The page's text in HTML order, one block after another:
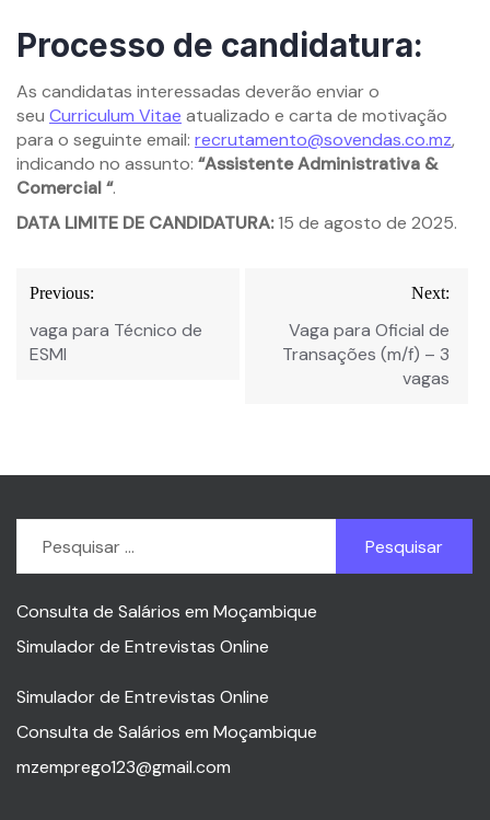
Processo de candidatura:
As candidatas interessadas deverão enviar o
seu Curriculum Vitae atualizado e carta de motivação
para o seguinte email: recrutamento@sovendas.co.mz,
indicando no assunto: “Assistente Administrativa &
Comercial “.
DATA LIMITE DE CANDIDATURA:15 de agosto de 2025.
Navegação
de
Post
Previous:
vaga para Técnico de
ESMI
Next:
Vaga para Oficial de
Transações (m/f) – 3
vagas
por:
Consulta de Salários em Moçambique
Simulador de Entrevistas Online
Simulador de Entrevistas Online
Consulta de Salários em Moçambique
mzemprego123@gmail.com